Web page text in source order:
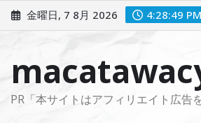
ン
金曜日, 7 8月 2026 4:28:50 PM
PR「本サイトはアフィリエイト広告